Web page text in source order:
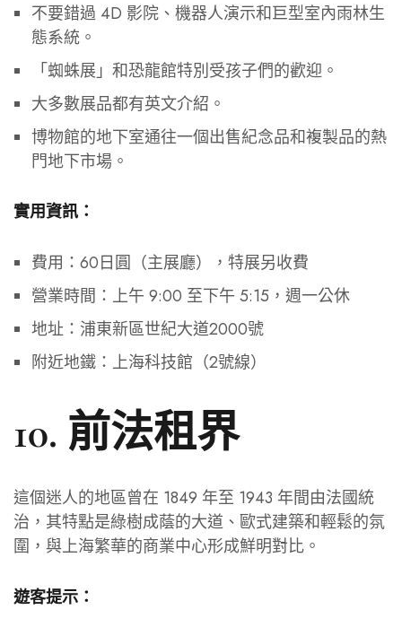
不要錯過 4D 影院、機器人演示和巨型室內雨林生
態系統。
「蜘蛛展」和恐龍館特別受孩子們的歡迎。
大多數展品都有英文介紹。
博物館的地下室通往一個出售紀念品和複製品的熱
門地下市場。
實用資訊：
費用：60日圓（主展廳），特展另收費
營業時間：上午 9:00 至下午 5:15，週一公休
地址：浦東新區世紀大道2000號
附近地鐵：上海科技館（2號線）
10. 前法租界
這個迷人的地區曾在 1849 年至 1943 年間由法國統
治，其特點是綠樹成蔭的大道、歐式建築和輕鬆的氛
圍，與上海繁華的商業中心形成鮮明對比。
遊客提示：